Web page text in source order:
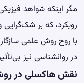
مگر اینکه شواهد
رویکرد، که بر شک‌گرایی
با روح روش علمی
در روانشناسی نیز
نقش هاکسلی در